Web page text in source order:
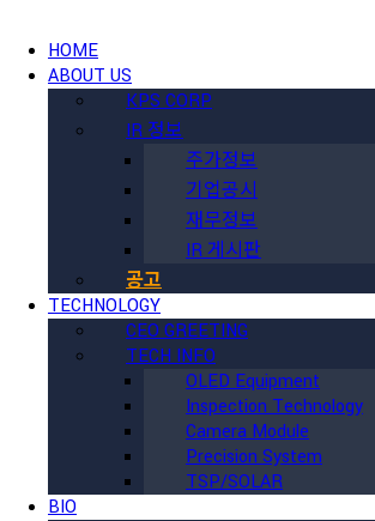
HOME
ABOUT US
KPS CORP
IR 정보
주가정보
기업공시
재무정보
IR 게시판
공고
TECHNOLOGY
CEO GREETING
TECH INFO
OLED Equipment
Inspection Technology
Camera Module
Precision System
TSP/SOLAR
BIO